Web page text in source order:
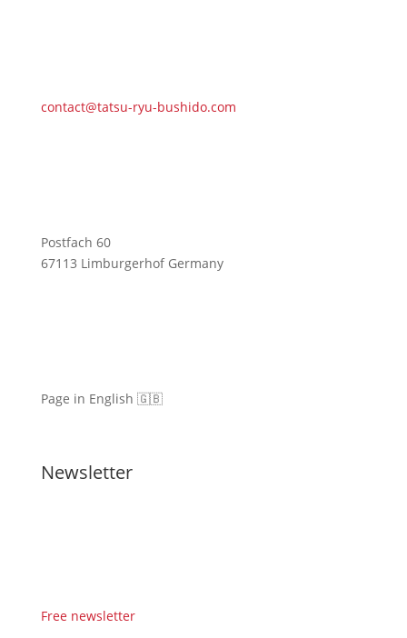
contact@tatsu-ryu-bushido.com
Postfach 60
67113 Limburgerhof Germany
Page in English 🇬🇧
Newsletter
Free newsletter